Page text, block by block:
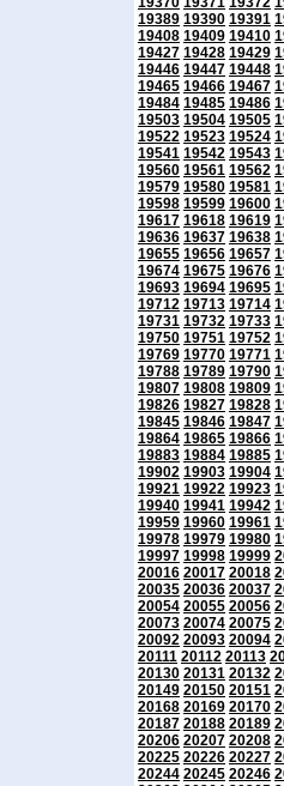
19389 19390 19391
19408 19409 19410
19427 19428 19429
19446 19447 19448
19465 19466 19467
19484 19485 19486
19503 19504 19505
19522 19523 19524
19541 19542 19543
19560 19561 19562
19579 19580 19581
19598 19599 19600
19617 19618 19619
19636 19637 19638
19655 19656 19657
19674 19675 19676
19693 19694 19695
19712 19713 19714
19731 19732 19733
19750 19751 19752
19769 19770 19771
19788 19789 19790
19807 19808 19809
19826 19827 19828
19845 19846 19847
19864 19865 19866
19883 19884 19885
19902 19903 19904
19921 19922 19923
19940 19941 19942
19959 19960 19961
19978 19979 19980
19997 19998 19999
20016 20017 20018
20035 20036 20037
20054 20055 20056
20073 20074 20075
20092 20093 20094
20111 20112 20113
20130 20131 20132
20149 20150 20151
20168 20169 20170
20187 20188 20189
20206 20207 20208
20225 20226 20227
20244 20245 20246